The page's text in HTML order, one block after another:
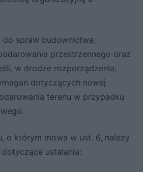
do spraw budownictwa,
przestrzennego oraz
w drodze rozporządzenia,
dotyczących nowej
terenu w przypadku
o którym mowa w ust. 6, należy
ustalania: